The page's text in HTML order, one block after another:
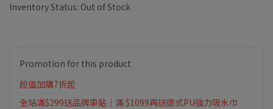
Inventory Status: Out of Stock
Promotion for this product
超值加購7折起
全站滿$299送品牌車貼｜滿 $1099再送德式PU強力吸水巾